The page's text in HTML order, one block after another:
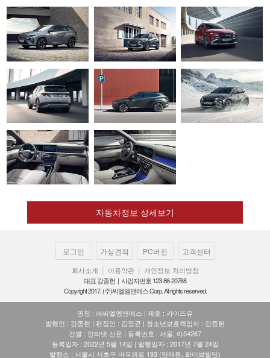
자동차정보 상세보기
로그인 가상견적 PC버전 고객센터
회사소개 | 이용약관 | 개인정보 처리방침
대표 강종헌 | 사업자번호 123-86-20768
Copyright 2017. (주)씨엘엠앤에스 Corp. All rights reserved.
명칭 : ㈜씨엘엠앤에스 | 제호 : 카이즈유
발행인 : 강종헌 | 편집인 : 김정균 | 청소년보호책임자 : 강종헌
간별 : 인터넷 신문 | 등록번호 : 서울, 아54267
등록일자 : 2022년 5월 14일 | 발행일자 : 2017년 7월 24일
발행소 : 서울시 서초구 바우뫼로 193 (양재동, 화이브빌딩)